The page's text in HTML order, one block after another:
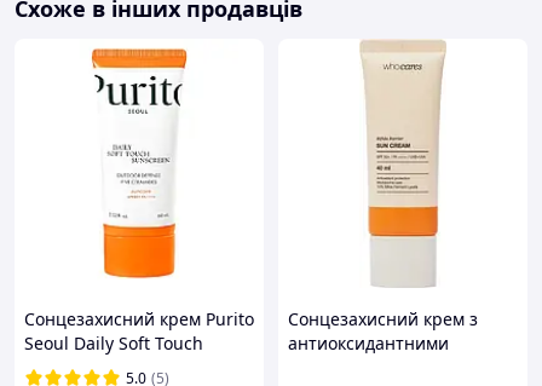
Схоже в інших продавців
Сонцезахисний крем Purito
Seoul Daily Soft Touch
Sunscreen SPF 50+ PA++++
5.0 (5)
Сонцезахисний крем з
антиоксидантними